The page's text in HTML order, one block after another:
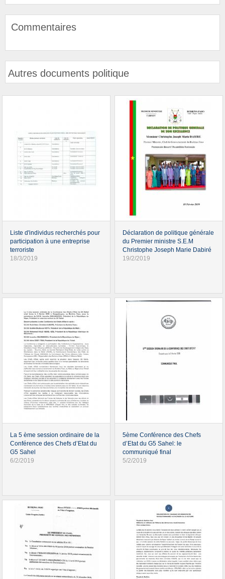
Commentaires
Autres documents politique
Liste d'individus recherchés pour
participation à une entreprise
terroriste
18/3/2019
Déclaration de politique générale
du Premier ministre S.E.M
Christophe Joseph Marie Dabiré
19/2/2019
La 5 ème session ordinaire de la
Conférence des Chefs d’Etat du
G5 Sahel
6/2/2019
5ème Conférence des Chefs
d’Etat du G5 Sahel: le
communiqué final
5/2/2019